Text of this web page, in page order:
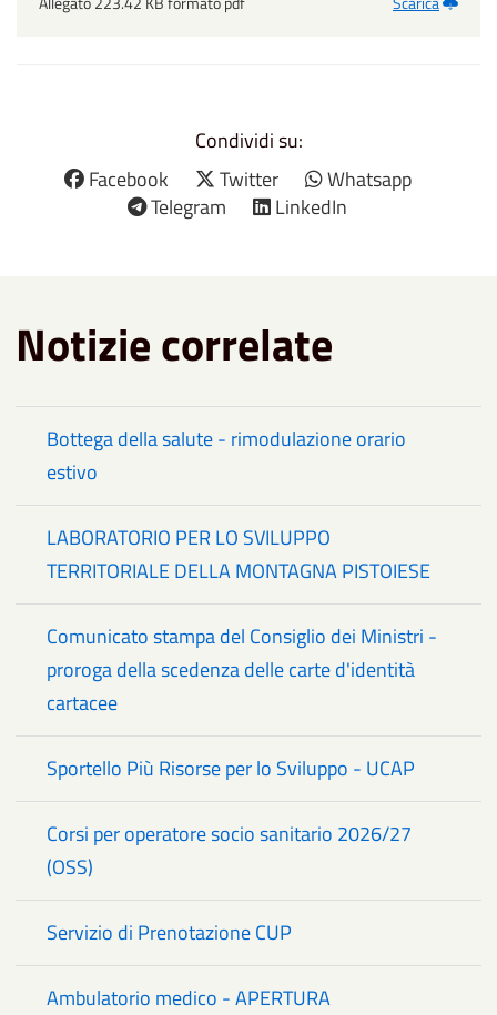
Condividi su:
Facebook
Twitter
Whatsapp
Telegram
LinkedIn
Notizie correlate
Bottega della salute - rimodulazione orario
estivo
LABORATORIO PER LO SVILUPPO
TERRITORIALE DELLA MONTAGNA PISTOIESE
Comunicato stampa del Consiglio dei Ministri -
proroga della scedenza delle carte d'identità
cartacee
Sportello Più Risorse per lo Sviluppo - UCAP
Corsi per operatore socio sanitario 2026/27
(OSS)
Servizio di Prenotazione CUP
Ambulatorio medico - APERTURA